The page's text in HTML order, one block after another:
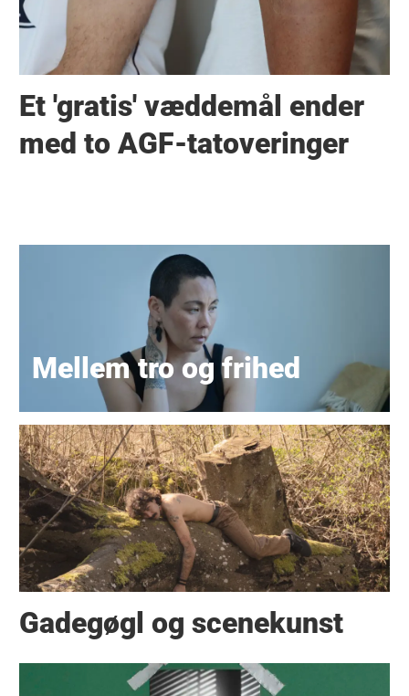
Et 'gratis' væddemål ender
med to AGF-tatoveringer
Mellem tro og frihed
Gadegøgl og scenekunst